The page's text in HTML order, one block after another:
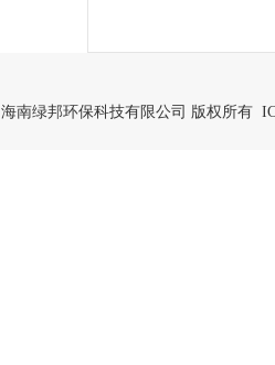
海南绿邦环保科技有限公司 版权所有